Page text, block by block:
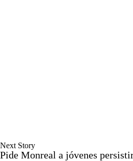
Next Story
Pide Monreal a jóvenes